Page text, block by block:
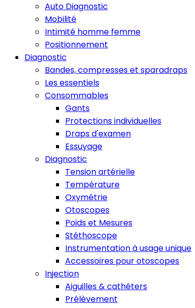
Auto Diagnostic
Mobilité
Intimité homme femme
Positionnement
Diagnostic
Bandes, compresses et sparadraps
Les essentiels
Consommables
Gants
Protections individuelles
Draps d'examen
Essuyage
Diagnostic
Tension artérielle
Température
Oxymétrie
Otoscopes
Poids et Mesures
Stéthoscope
Instrumentation à usage unique
Accessoires pour otoscopes
Injection
Aiguilles & cathéters
Prélèvement